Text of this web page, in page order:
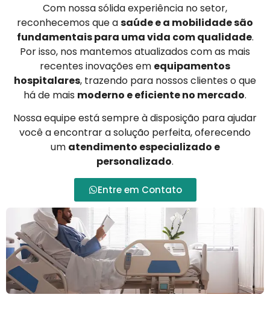
Com nossa sólida experiência no setor,
reconhecemos que asaúde e a mobilidade são
fundamentais para uma vida com qualidade.
Por isso, nos mantemos atualizados com as mais
recentes inovações em equipamentos
hospitalares, trazendo para nossos clientes o que
há de mais moderno e eficiente no mercado.
Nossa equipe está sempre à disposição para ajudar
você a encontrar a solução perfeita, oferecendo
um atendimento especializado e
personalizado.
Entre em Contato